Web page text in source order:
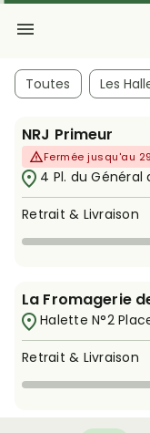
Toutes Les
NRJ Primeur
Fermée jusqu'au
4 Pl. du Général
Retrait & Livraison
La Fromagerie
Halette N°2
Retrait & Livraison